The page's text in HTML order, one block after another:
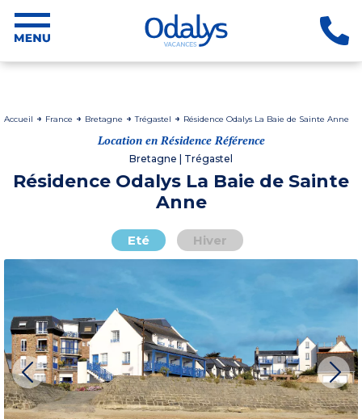
Accueil France Bretagne Trégastel Résidence Odalys La Baie de Sainte Anne
Location en Résidence Référence
Bretagne | Trégastel
Résidence Odalys La Baie de Sainte
Anne
Eté Hiver